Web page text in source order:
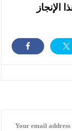
Your email